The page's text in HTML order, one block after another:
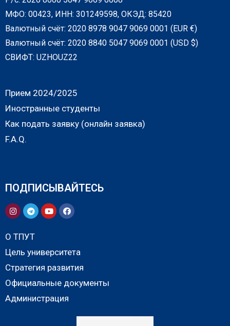
МФО: 00423, ИНН: 301249598, ОКЭД: 85420
Валютный счёт: 2020 8978 9047 9069 0001 (EUR €)
Валютный счёт: 2020 8840 5047 9069 0001 (USD $)
СВИФТ: UZHOUZ22
Прием 2024/2025
Иностранные студенты
Как подать заявку (онлайн заявка)
F.A.Q.
ПОДПИСЫВАЙТЕСЬ
О ТПУТ
Цель университета
Стратегия развития
Официальные документы
Администрация